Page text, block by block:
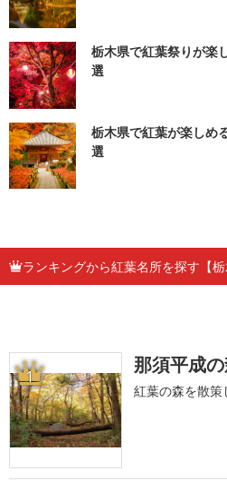
栃木県で紅葉祭りが楽
選
栃木県で紅葉が楽しめ
選
ランキングから紅葉名所を探す【栃
1 那須平成
紅葉の森を散策